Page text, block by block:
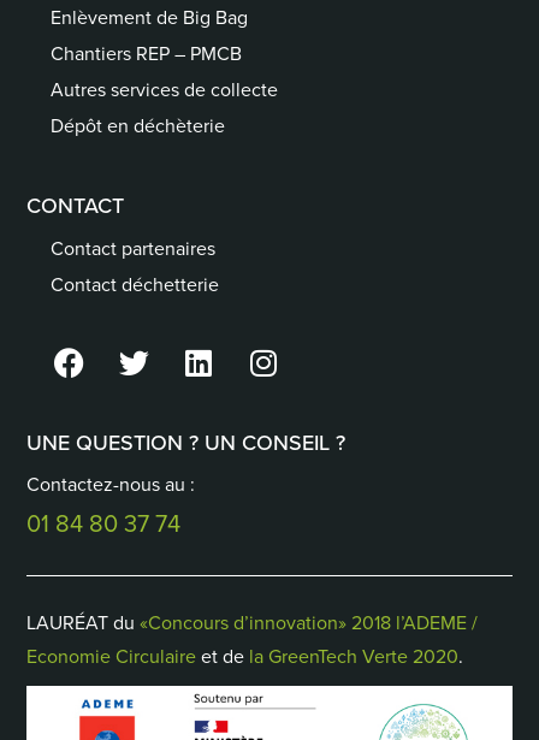
Enlèvement de Big Bag
Chantiers REP – PMCB
Autres services de collecte
Dépôt en déchèterie
CONTACT
Contact partenaires
Contact déchetterie
UNE QUESTION ? UN CONSEIL ?
Contactez-nous au :
01 84 80 37 74
LAURÉAT du«Concours d’innovation» 2018 l’ADEME /
Economie Circulaireet de la GreenTech Verte 2020.